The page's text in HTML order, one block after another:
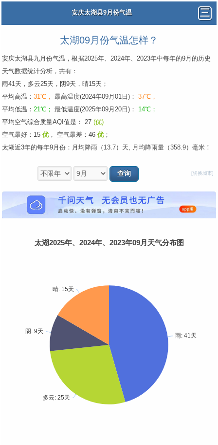
安庆太湖县9月份气温
太湖09月份气温怎样？
安庆太湖县九月份气温，根据2025年、2024年、2023年中每年的9月的历史
天气数据统计分析，共有：
雨41天，多云25天，阴9天，晴15天；
平均高温： 31℃， 最高温度(2024年09月01日)： 37℃，
平均低温： 21℃； 最低温度(2025年09月20日)： 14℃；
平均空气综合质量AQI值是： 27 (优)
空气最好：15 优 ， 空气最差：46 优 ；
太湖近3年的每年9月份：月均降雨（13.7）天, 月均降雨量（358.9）毫米！
[切换城市]
太湖2025年、2024年、2023年09月天气分布图